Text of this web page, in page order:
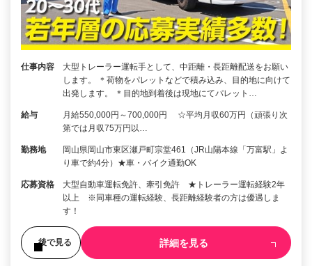
仕事内容
大型トレーラー運転手として、中距離・長距離配送をお願い
します。 ＊荷物をパレットなどで積み込み、目的地に向けて
出発します。 ＊目的地到着後は現地にてパレット…
給与
月給550,000円～700,000円 ☆平均月収60万円（頑張り次
第では月収75万円以…
勤務地
岡山県岡山市東区瀬戸町宗堂461（JR山陽本線「万富駅」よ
り車で約4分）★車・バイク通勤OK
応募資格
大型自動車運転免許、牽引免許 ★トレーラー運転経験2年
以上 ※同車種の運転経験、長距離経験者の方は優遇しま
す！
後で見る 詳細を見る